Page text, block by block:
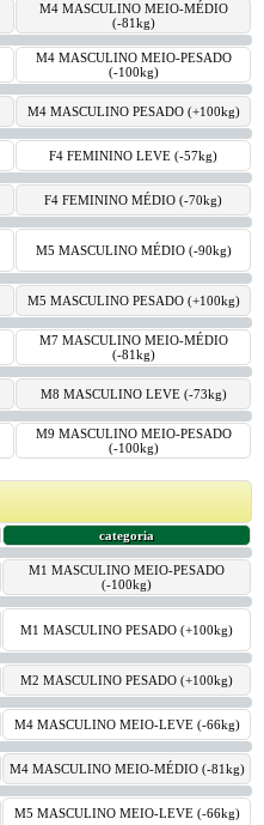
M4 MASCULINO MEIO-MÉDIO
(-81kg)
M4 MASCULINO MEIO-PESADO
(-100kg)
M4 MASCULINO PESADO (+100kg)
F4 FEMININO LEVE (-57kg)
F4 FEMININO MÉDIO (-70kg)
M5 MASCULINO MÉDIO (-90kg)
M5 MASCULINO PESADO (+100kg)
M7 MASCULINO MEIO-MÉDIO
(-81kg)
M8 MASCULINO LEVE (-73kg)
M9 MASCULINO MEIO-PESADO
(-100kg)
categoria
M1 MASCULINO MEIO-PESADO
(-100kg)
M1 MASCULINO PESADO (+100kg)
M2 MASCULINO PESADO (+100kg)
M4 MASCULINO MEIO-LEVE (-66kg)
M4 MASCULINO MEIO-MÉDIO (-81kg)
M5 MASCULINO MEIO-LEVE (-66kg)